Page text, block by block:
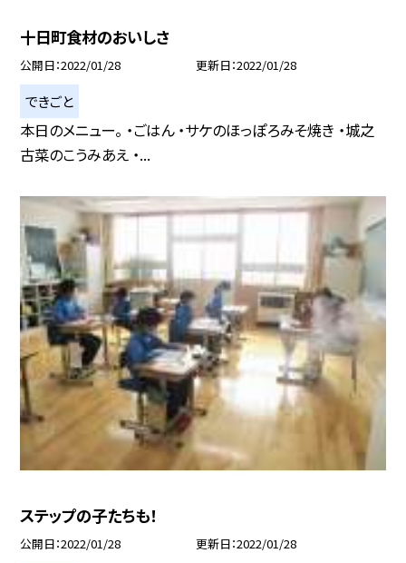
十日町食材のおいしさ
公開日 2022/01/28 更新日 2022/01/28
できごと
本日のメニュー。 ・ごはん ・サケのほっぽろみそ焼き ・城之
古菜のこうみあえ ・...
ステップの子たちも！
公開日 2022/01/28 更新日 2022/01/28